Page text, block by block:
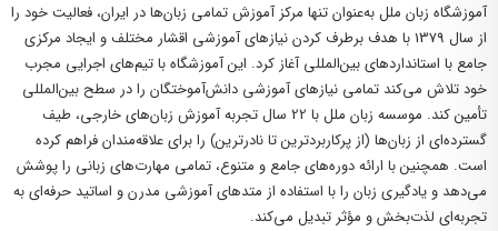
آموزشگاه زبان ملل به‌عنوان تنها مرکز آموزش تمامی زبان‌ها در ایران، فعالیت خود را
از سال 1379با هدف برطرف کردن نیازهای آموزشی اقشار مختلف و ایجاد مرکزی
جامع با استانداردهای بین‌المللی آغاز کرد. این آموزشگاه با تیم‌های اجرایی مجرب
خود تلاش می‌کند تمامی نیازهای آموزشی دانش‌آموختگان را در سطح بین‌المللی
تأمین کند. موسسه زبان ملل با 22سال تجربه آموزش زبان‌های خارجی، طیف
گسترده‌ای از زبان‌ها (از پرکاربردترین تا نادرترین) را برای علاقه‌مندان فراهم کرده
است. همچنین با ارائه دوره‌های جامع و متنوع، تمامی مهارت‌های زبانی را پوشش
می‌دهد و یادگیری زبان را با استفاده از متدهای آموزشی مدرن و اساتید حرفه‌ای به
تجربه‌ای لذت‌بخش و مؤثر تبدیل می‌کند.